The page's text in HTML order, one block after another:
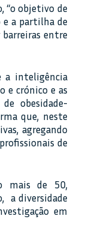
“o objetivo de
e a partilha de
entre
a inteligência
e crónico e as
obesidade-
que, neste
agregando
de
mais de 50,
a diversidade
em